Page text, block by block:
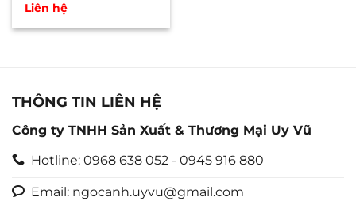
Được
hạng
Liên hệ
THÔNG TIN LIÊN HỆ
Công ty TNHH Sản Xuất & Thương Mại Uy Vũ
Hotline: 0968 638 052 - 0945 916 880
Email: ngocanh.uyvu@gmail.com